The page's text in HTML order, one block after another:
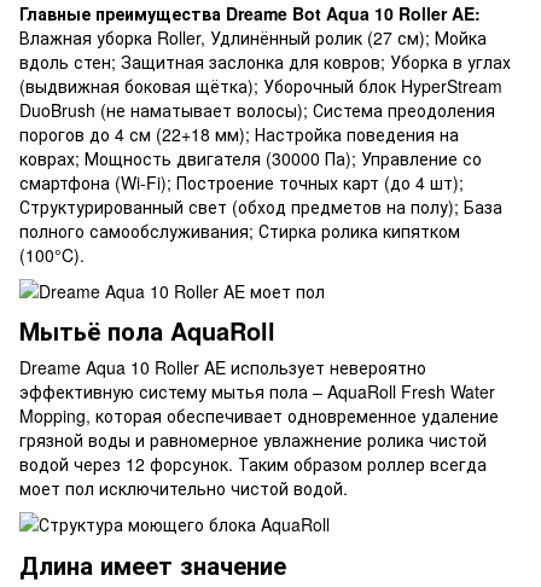
Главные преимущества Dreame Bot Aqua 10 Roller AE:
Влажная уборка Roller, Удлинённый ролик (27 см); Мойка
вдоль стен; Защитная заслонка для ковров; Уборка в углах
(выдвижная боковая щётка); Уборочный блок HyperStream
DuoBrush (не наматывает волосы); Система преодоления
порогов до 4 см (22+18 мм); Настройка поведения на
коврах; Мощность двигателя (30000 Па); Управление со
смартфона (Wi-Fi); Построение точных карт (до 4 шт);
Структурированный свет (обход предметов на полу); База
полного самообслуживания; Стирка ролика кипятком
(100°C).
Мытьё пола AquaRoll
Dreame Aqua 10 Roller AE использует невероятно
эффективную систему мытья пола – AquaRoll Fresh Water
Mopping, которая обеспечивает одновременное удаление
грязной воды и равномерное увлажнение ролика чистой
водой через 12 форсунок. Таким образом роллер всегда
моет пол исключительно чистой водой.
Длина имеет значение